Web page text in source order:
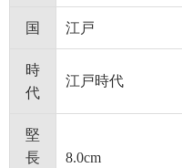
国 江戸
時
代
江戸時代
堅
長
8.0cm